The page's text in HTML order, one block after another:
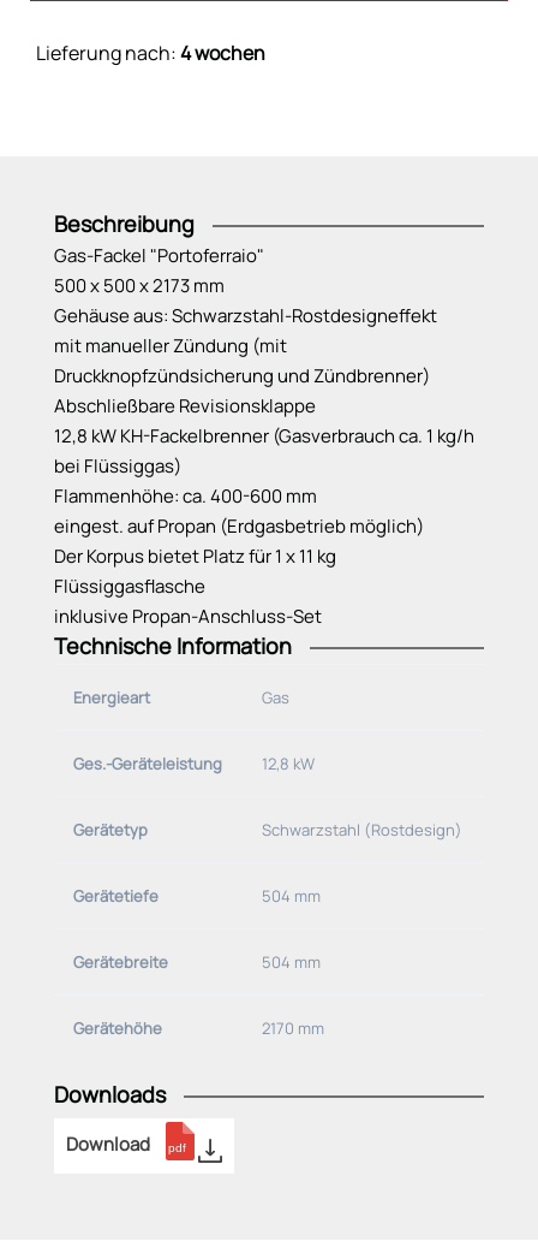
Lieferung nach:4 wochen
Beschreibung
Gas-Fackel "Portoferraio"
500 x 500 x 2173 mm
Gehäuse aus: Schwarzstahl-Rostdesigneffekt
mit manueller Zündung (mit
Druckknopfzündsicherung und Zündbrenner)
Abschließbare Revisionsklappe
12,8 kW KH-Fackelbrenner (Gasverbrauch ca. 1 kg/h
bei Flüssiggas)
Flammenhöhe: ca. 400-600 mm
eingest. auf Propan (Erdgasbetrieb möglich)
Der Korpus bietet Platz für 1 x 11 kg
Flüssiggasflasche
inklusive Propan-Anschluss-Set
Technische Information
Energieart Gas
Ges.-Geräteleistung 12,8 kW
Gerätetyp Schwarzstahl (Rostdesign)
Gerätetiefe 504 mm
Gerätebreite 504 mm
Gerätehöhe 2170 mm
Downloads
Download